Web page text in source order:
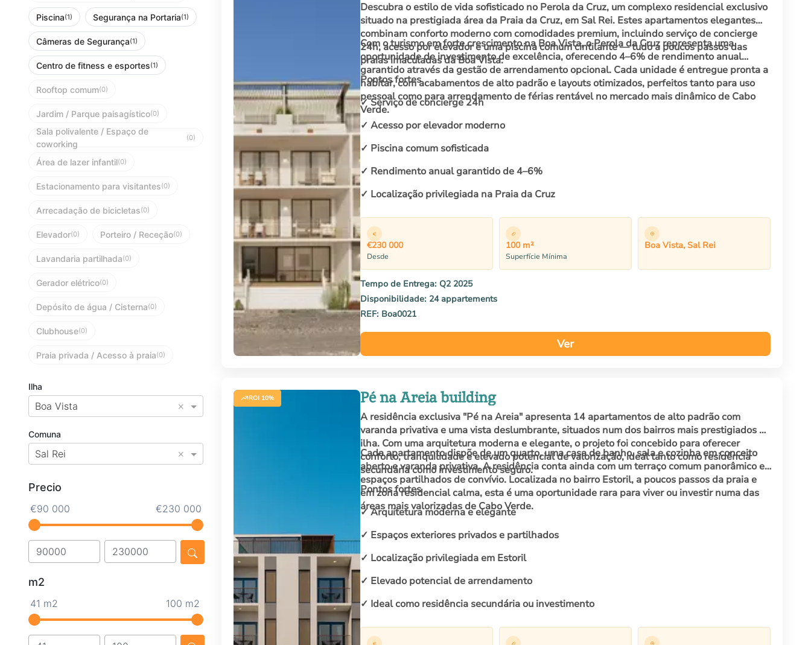
Piscina(1) Segurança na Portaria(1)
Câmeras de Segurança(1)
Centro de fitness e esportes(1)
Rooftop comum(0)
Jardim / Parque paisagístico(0)
Sala polivalente / Espaço de
coworking
(0)
Área de lazer infantil(0)
Estacionamento para visitantes(0)
Arrecadação de bicicletas(0)
Elevador(0) Porteiro / Receção(0)
Lavandaria partilhada(0)
Gerador elétrico(0)
Depósito de água / Cisterna(0)
Clubhouse(0)
Praia privada / Acesso à praia(0)
Ilha
Boa Vista ×
Comuna
Sal Rei ×
Precio
€90 000 €230 000
m2
41 m2 100 m2
Descubra o estilo de vida sofisticado no Perola da Cruz, um complexo residencial exclusivo
situado na prestigiada área da Praia da Cruz, em Sal Rei. Estes apartamentos elegantes
combinam conforto moderno com comodidades premium, incluindo serviço de concierge
24h, acesso por elevador e uma piscina comum cintilante — tudo a poucos passos das
praias imaculadas da Boa Vista.
Com o turismo em forte crescimento na Boa Vista, o Perola da Cruz representa uma
oportunidade de investimento de excelência, oferecendo 4–6% de rendimento anual
garantido através da gestão de arrendamento opcional. Cada unidade é entregue pronta a
habitar, com acabamentos de alto padrão e layouts otimizados, perfeitos tanto para uso
pessoal como para arrendamento de férias rentável no mercado mais dinâmico de Cabo
Verde.
Pontos fortes
✓ Serviço de concierge 24h
✓ Acesso por elevador moderno
✓ Piscina comum sofisticada
✓ Rendimento anual garantido de 4–6%
✓ Localização privilegiada na Praia da Cruz
€230 000
Desde
100 m²
Superfície Mínima
Boa Vista, Sal Rei
Tempo de Entrega: Q2 2025
Disponibilidade: 24 appartements
REF: Boa0021
Ver
ROI 10% Pé na Areia building
A residência exclusiva "Pé na Areia" apresenta 14 apartamentos de alto padrão com
varanda privativa e uma vista deslumbrante, situados num dos bairros mais prestigiados da
ilha. Com uma arquitetura moderna e elegante, o projeto foi concebido para oferecer
conforto, tranquilidade e elevado potencial de valorização, ideal tanto como residência
secundária como investimento seguro.
Cada apartamento dispõe de um quarto, uma casa de banho, sala e cozinha em conceito
aberto e varanda privativa. A residência conta ainda com um terraço comum panorâmico e
espaços partilhados de convívio. Localizada no bairro Estoril, a poucos passos da praia e
em zona residencial calma, esta é uma oportunidade rara para viver ou investir numa das
áreas mais valorizadas de Cabo Verde.
Pontos fortes
✓ Arquitetura moderna e elegante
✓ Espaços exteriores privados e partilhados
✓ Localização privilegiada em Estoril
✓ Elevado potencial de arrendamento
✓ Ideal como residência secundária ou investimento